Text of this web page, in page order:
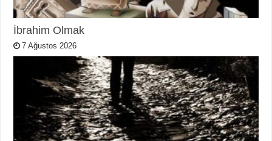
İbrahim Olmak
7 Ağustos 2026